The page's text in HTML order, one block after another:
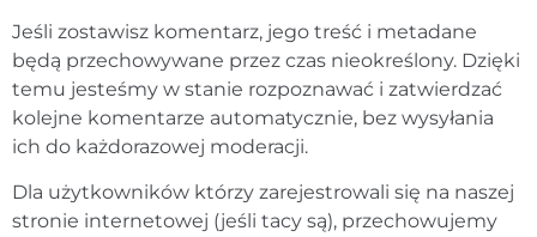
Jeśli zostawisz komentarz, jego treść i metadane
będą przechowywane przez czas nieokreślony. Dzięki
temu jesteśmy w stanie rozpoznawać i zatwierdzać
kolejne komentarze automatycznie, bez wysyłania
ich do każdorazowej moderacji.
Dla użytkowników którzy zarejestrowali się na naszej
stronie internetowej (jeśli tacy są), przechowujemy